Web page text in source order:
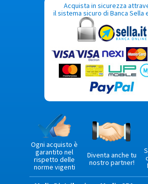
Acquista in sicurezza
il sistema sicuro di Banca Sella
Ogni acquisto è
garantito nel
rispetto delle
norme vigenti
Diventa anche tu
nostro partner!